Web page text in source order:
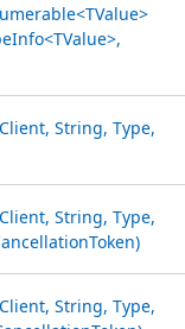
String, Type,
String, Type,
String, Type,